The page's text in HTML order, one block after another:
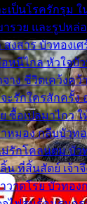
ะเป็นโรครักรุม
ารวย และรูปหล่
สงสาร บัวทองเ
หนีไกล หัวใจบัว
าง ชีวิตเคว้งคว้
ะรักใครสักครั้ง
ซื้อเปลมาไกว
หมอง กลีบบัวท
ม่รักโคลนตม บัว
น ที่สิ้นสัตย์ เจ้า
วาดโรย บัวทอ